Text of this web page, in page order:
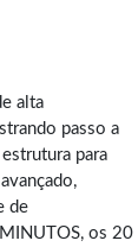
alta
passo a
para
de
os 20